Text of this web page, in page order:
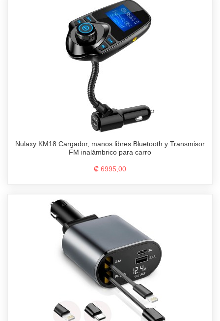
Nulaxy KM18 Cargador, manos libres Bluetooth y Transmisor
FM inalámbrico para carro
₡ 6995,00